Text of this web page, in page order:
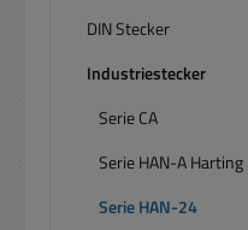
DIN Stecker
Industriestecker
Serie CA
Serie HAN-A Harting
Serie HAN-24